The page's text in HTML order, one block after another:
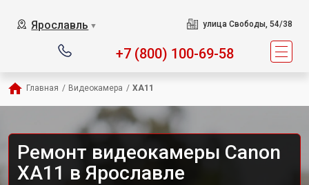
Ярославль ▼ улица Свободы, 54/38
+7 (800) 100-69-58
Главная / Видеокамера / XA11
Ремонт видеокамеры Canon
XA11 в Ярославле